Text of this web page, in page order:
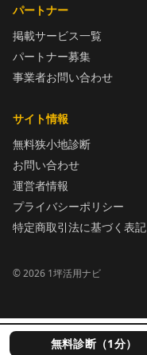
パートナー
掲載サービス一覧
パートナー募集
事業者お問い合わせ
サイト情報
無料狭小地診断
お問い合わせ
運営者情報
プライバシーポリシー
特定商取引法に基づく表記
©2026 1坪活用ナビ
無料診断（1分）